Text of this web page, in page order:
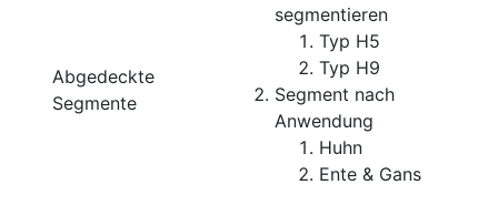
Abgedeckte
Segmente
segmentieren
Typ H5
Typ H9
Segment nach
Anwendung
Huhn
Ente & Gans